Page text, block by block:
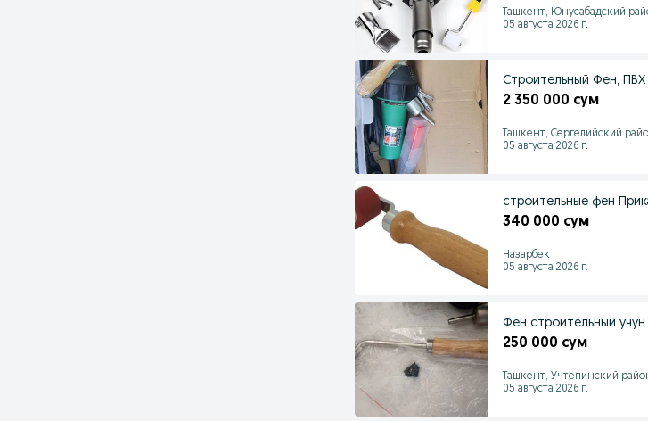
Ташкент, Юнусабадский
05 августа 2026 г.
Строительный Фен, ПВХ
2 350 000 сум
Ташкент, Сергелийский
05 августа 2026 г.
строительные фен
340 000 сум
Назарбек
05 августа 2026 г.
Фен строительный
250 000 сум
Ташкент, Учтепинский
05 августа 2026 г.